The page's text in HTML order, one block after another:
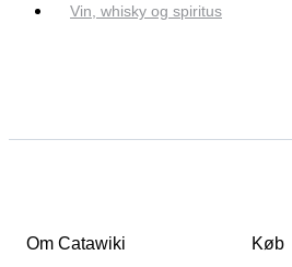
Vin, whisky og spiritus
Om Catawiki Køb